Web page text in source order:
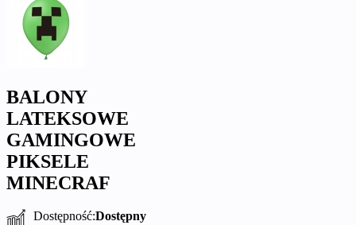
BALONY
LATEKSOWE
GAMINGOWE
PIKSELE
MINECRAF
Dostępność:Dostępny